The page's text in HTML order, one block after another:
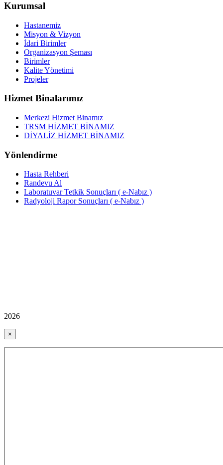
Kurumsal
Hastanemiz
Misyon & Vizyon
İdari Birimler
Organizasyon Şeması
Birimler
Kalite Yönetimi
Projeler
Hizmet Binalarımız
Merkezi Hizmet Binamız
TRSM HİZMET BİNAMIZ
DİYALİZ HİZMET BİNAMIZ
Yönlendirme
Hasta Rehberi
Randevu Al
Laboratuvar Tetkik Sonuçları ( e-Nabız )
Radyoloji Rapor Sonuçları ( e-Nabız )
2026
×